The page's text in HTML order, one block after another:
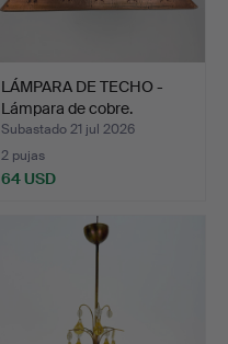
LÁMPARA DE TECHO -
Lámpara de cobre.
Subastado 21 jul 2026
2 pujas
64 USD